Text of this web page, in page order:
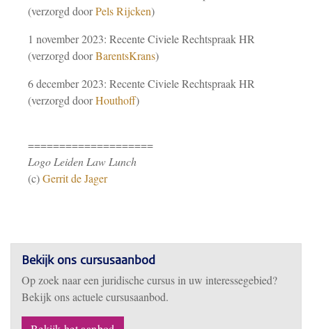
(verzorgd doorPels Rijcken)
1 november 2023: Recente Civiele Rechtspraak HR
(verzorgd doorBarentsKrans)
6 december 2023: Recente Civiele Rechtspraak HR
(verzorgd doorHouthoff)
====================
Logo Leiden Law Lunch
(c)Gerrit de Jager
Bekijk ons cursusaanbod
Op zoek naar een juridische cursus in uw interessegebied?
Bekijk ons actuele cursusaanbod.